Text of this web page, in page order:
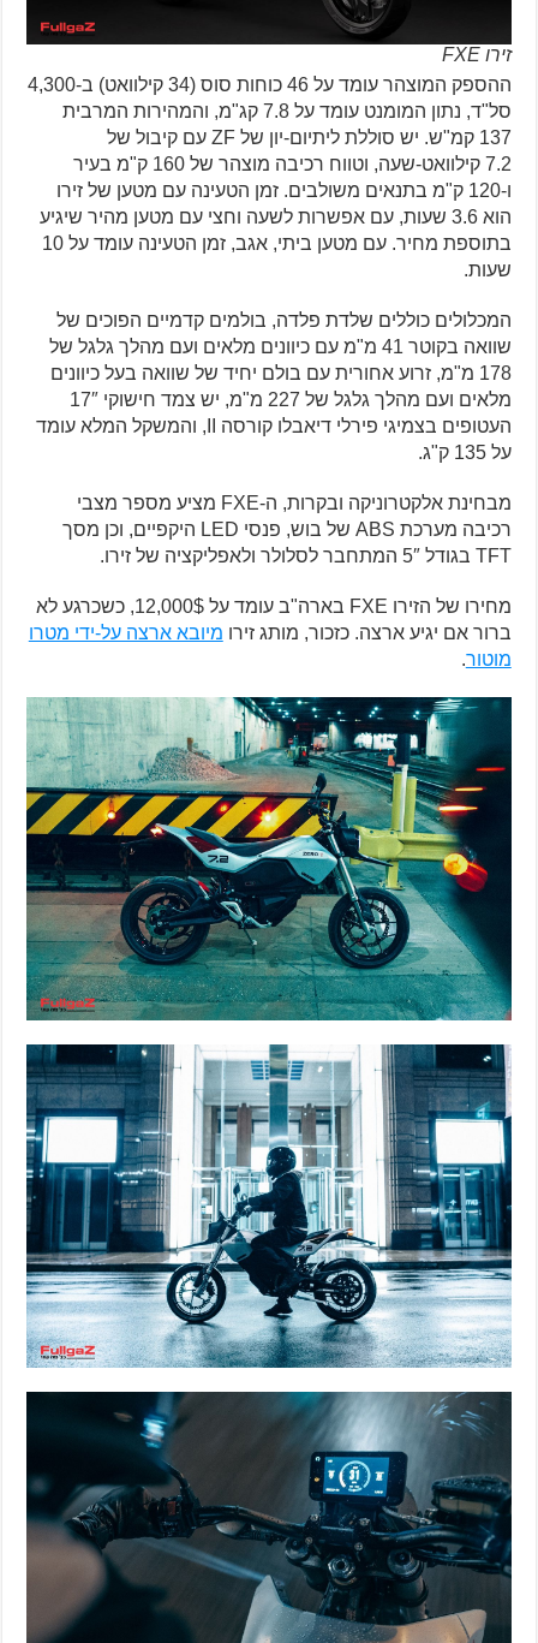
זירו FXE
ההספק המוצהר עומד על 46 כוחות סוס (34 קילוואט) ב-4,300
סל"ד, נתון המומנט עומד על 7.8 קג"מ, והמהירות המרבית
137 קמ"ש. יש סוללת ליתיום-יון של ZF עם קיבול של
7.2 קילוואט-שעה, וטווח רכיבה מוצהר של 160 ק"מ בעיר
ו-120 ק"מ בתנאים משולבים. זמן הטעינה עם מטען של זירו
הוא 3.6 שעות, עם אפשרות לשעה וחצי עם מטען מהיר שיגיע
בתוספת מחיר. עם מטען ביתי, אגב, זמן הטעינה עומד על 10
שעות.
המכלולים כוללים שלדת פלדה, בולמים קדמיים הפוכים של
שוואה בקוטר 41 מ"מ עם כיוונים מלאים ועם מהלך גלגל של
178 מ"מ, זרוע אחורית עם בולם יחיד של שוואה בעל כיוונים
מלאים ועם מהלך גלגל של 227 מ"מ, יש צמד חישוקי 17″
העטופים בצמיגי פירלי דיאבלו קורסה II, והמשקל המלא עומד
על 135 ק"ג.
מבחינת אלקטרוניקה ובקרות, ה-FXE מציע מספר מצבי
רכיבה מערכת ABS של בוש, פנסי LED היקפיים, וכן מסך
TFT בגודל 5″ המתחבר לסלולר ולאפליקציה של זירו.
מחירו של הזירו FXE בארה"ב עומד על 12,000$, כשכרגע לא
ברור אם יגיע ארצה. כזכור, מותג זירו מיובא ארצה על-ידי מטרו
מוטור.